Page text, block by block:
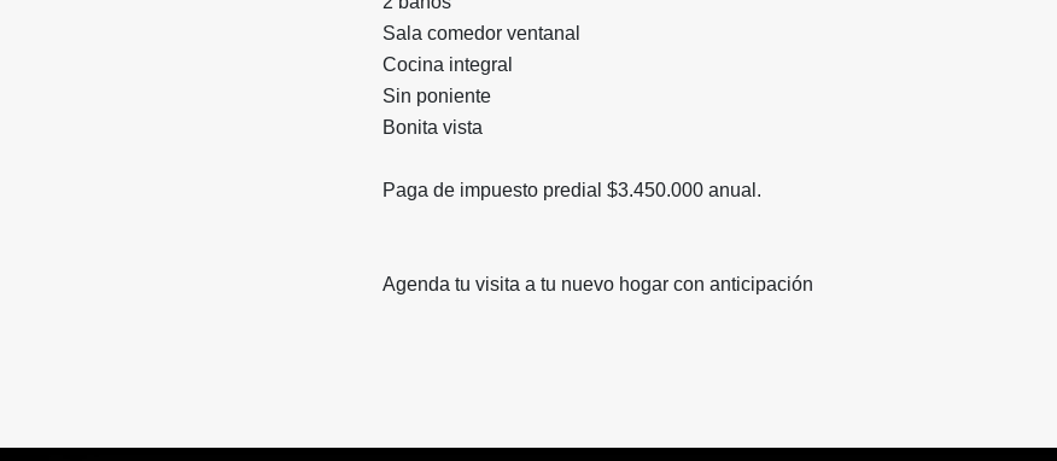
Sala comedor ventanal
Cocina integral
Sin poniente
Bonita vista
Paga de impuesto predial $3.450.000 anual.
Agenda tu visita a tu nuevo hogar con anticipación